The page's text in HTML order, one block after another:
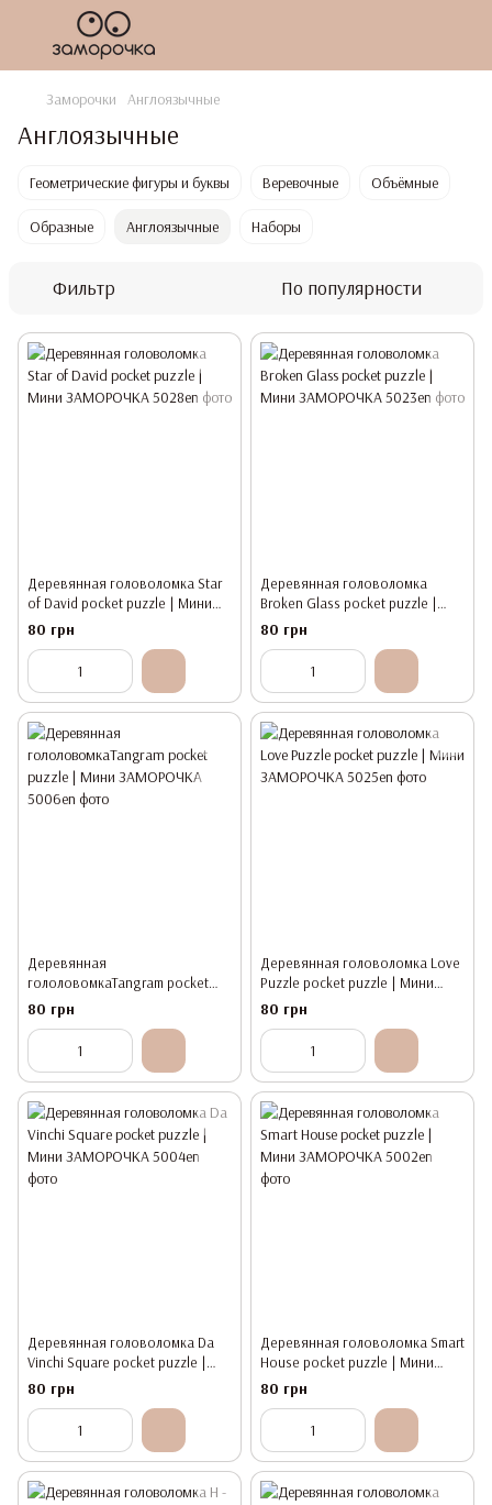
Заморочки Англоязычные
Англоязычные
Геометрические фигуры и буквы Веревочные Объёмные
Образные Англоязычные Наборы
Фильтр По популярности
Деревянная головоломка Star
of David pocket puzzle | Mини
ЗАМОРОЧКА
80 грн
Деревянная головоломка
Broken Glass pocket puzzle |
Мини ЗАМОРОЧКА
80 грн
Деревянная
гололовомкаTangram pocket
puzzle | Мини ЗАМОРОЧКА
80 грн
Деревянная головоломка Love
Puzzle pocket puzzle | Мини
ЗАМОРОЧКА
80 грн
Деревянная головоломка Da
Vinchi Square pocket puzzle |
Мини ЗАМОРОЧКА
80 грн
Деревянная головоломка Smart
House pocket puzzle | Мини
ЗАМОРОЧКА
80 грн